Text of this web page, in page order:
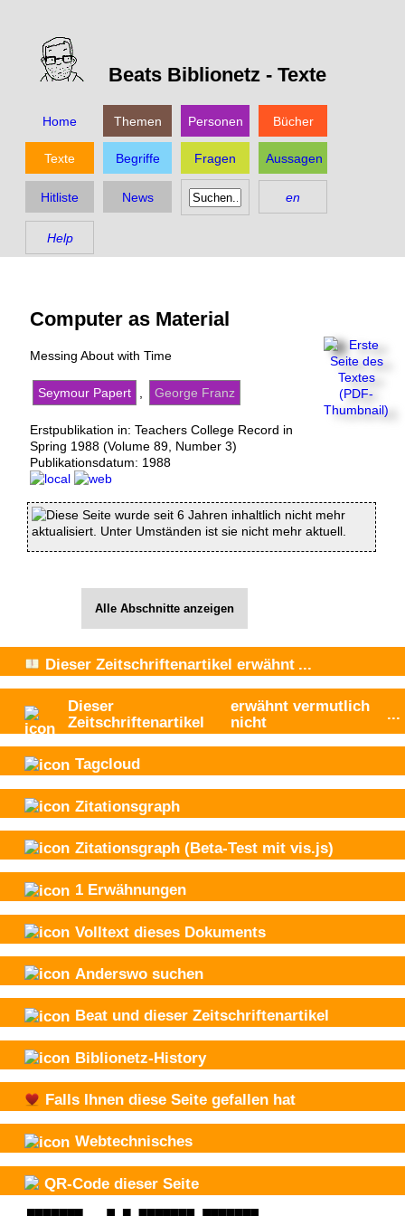
Beats Biblionetz - Texte
Home Themen Personen Bücher
Texte Begriffe Fragen Aussagen
Hitliste News en
Help
Computer as Material
Messing About with Time
Seymour Papert George Franz
Erstpublikation in: Teachers College Record in
Spring 1988 (Volume 89, Number 3)
Publikationsdatum: 1988
Diese Seite wurde seit 6 Jahren inhaltlich nicht mehr
aktualisiert. Unter Umständen ist sie nicht mehr aktuell.
Alle Abschnitte anzeigen
Dieser Zeitschriftenartikel erwähnt ...
Dieser
Zeitschriftenartikel
erwähnt vermutlich
nicht
...
Tagcloud
Zitationsgraph
Zitationsgraph (Beta-Test mit vis.js)
1 Erwähnungen
Volltext dieses Dokuments
Anderswo suchen
Beat und dieser Zeitschriftenartikel
Biblionetz-History
Falls Ihnen diese Seite gefallen hat
Webtechnisches
QR-Code dieser Seite